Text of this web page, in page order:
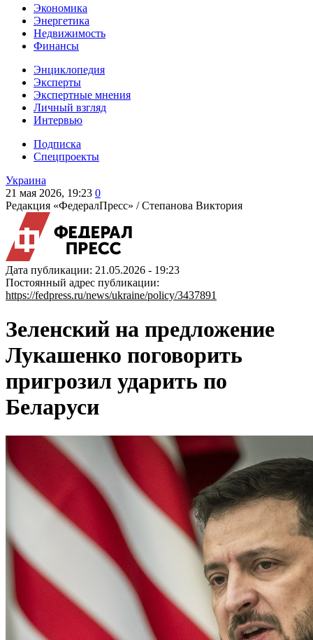
Экономика
Энергетика
Недвижимость
Финансы
Энциклопедия
Эксперты
Экспертные мнения
Личный взгляд
Интервью
Подписка
Спецпроекты
Украина
21 мая 2026, 19:23 0
Редакция «ФедералПресс» /Степанова Виктория
Дата публикации: 21.05.2026 - 19:23
Постоянный адрес публикации:
https://fedpress.ru/news/ukraine/policy/3437891
Зеленский на предложение
Лукашенко поговорить
пригрозил ударить по
Беларуси